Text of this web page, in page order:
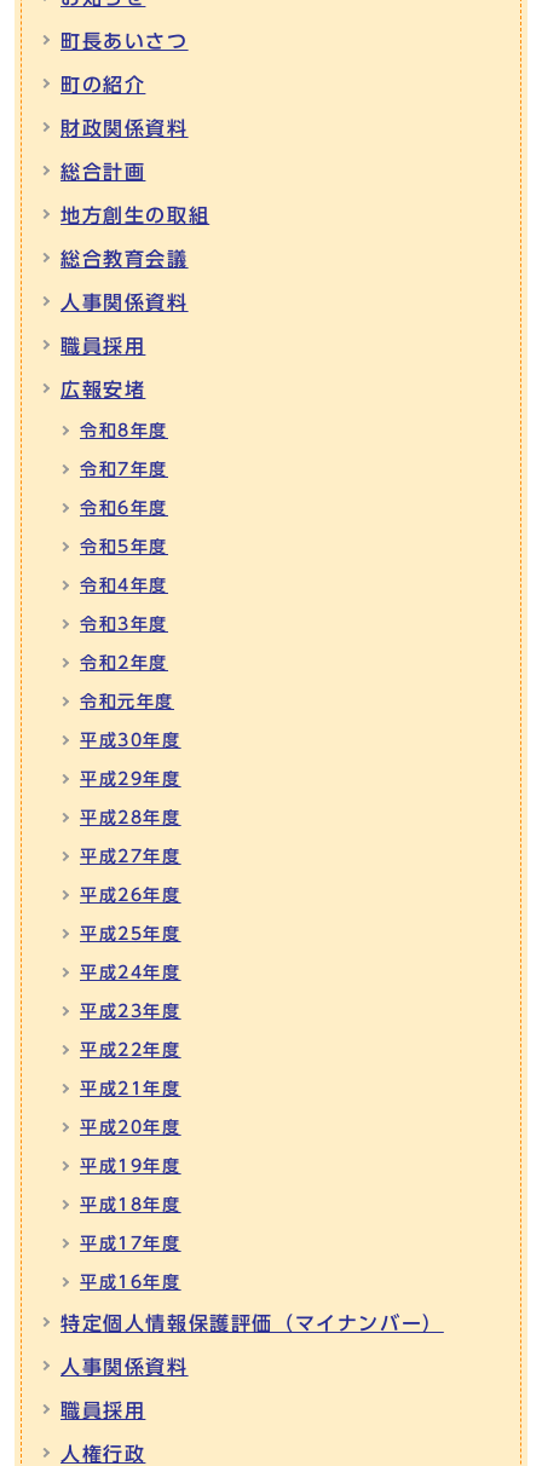
町長あいさつ
町の紹介
財政関係資料
総合計画
地方創生の取組
総合教育会議
人事関係資料
職員採用
広報安堵
令和8年度
令和7年度
令和6年度
令和5年度
令和4年度
令和3年度
令和2年度
令和元年度
平成30年度
平成29年度
平成28年度
平成27年度
平成26年度
平成25年度
平成24年度
平成23年度
平成22年度
平成21年度
平成20年度
平成19年度
平成18年度
平成17年度
平成16年度
特定個人情報保護評価（マイナンバー）
人事関係資料
職員採用
人権行政